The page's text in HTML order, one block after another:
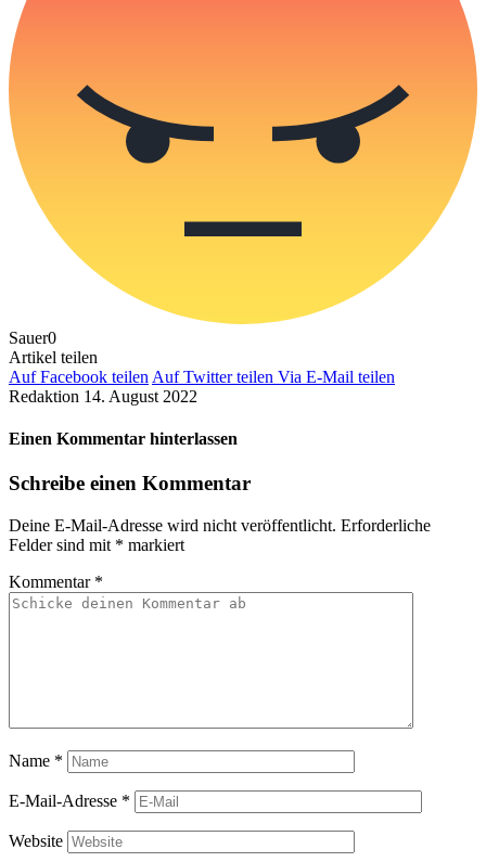
Sauer0
Artikel teilen
Auf Facebook teilen Auf Twitter teilen Via E-Mail teilen
Redaktion 14. August 2022
Einen Kommentar hinterlassen
Schreibe einen Kommentar
Deine E-Mail-Adresse wird nicht veröffentlicht. Erforderliche
Felder sind mit * markiert
Kommentar *
Name *
E-Mail-Adresse *
Website